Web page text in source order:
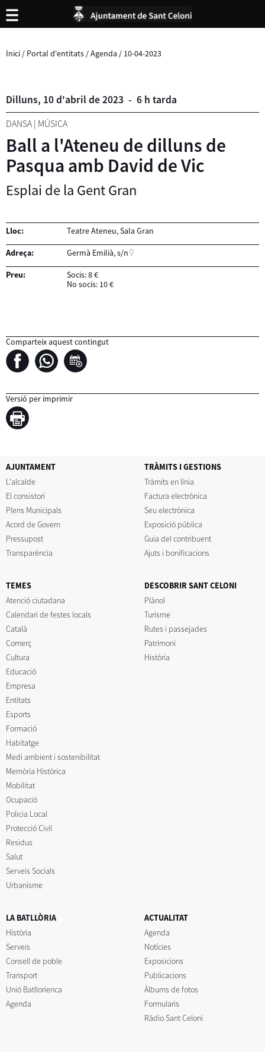
Inici / Portal d'entitats /Agenda / 10-04-2023
Dilluns, 10d'abrilde2023 - 6 h tarda
DANSA | MÚSICA
Ball a l'Ateneu de dilluns de
Pasqua amb David de Vic
Esplai de la Gent Gran
Lloc: Teatre Ateneu, Sala Gran
Adreça: Germà Emilià, s/n
Preu:
Socis: 8 €
No socis: 10 €
Comparteix aquest contingut
Versió per imprimir
AJUNTAMENT
L'alcalde
El consistori
Plens Municipals
Acord de Govern
Pressupost
Transparència
TRÀMITS I GESTIONS
Tràmits en línia
Factura electrònica
Seu electrònica
Exposició pública
Guia del contribuent
Ajuts i bonificacions
TEMES
Atenció ciutadana
Calendari de festes locals
Català
Comerç
Cultura
Educació
Empresa
Entitats
Esports
Formació
Habitatge
Medi ambient i sostenibilitat
Memòria Històrica
Mobilitat
Ocupació
Policia Local
Protecció Civil
Residus
Salut
Serveis Socials
Urbanisme
DESCOBRIR SANT CELONI
Plànol
Turisme
Rutes i passejades
Patrimoni
Història
LA BATLLÒRIA
Història
Serveis
Consell de poble
Transport
Unió Batllorienca
Agenda
ACTUALITAT
Agenda
Notícies
Exposicions
Publicacions
Àlbums de fotos
Formularis
Ràdio Sant Celoni